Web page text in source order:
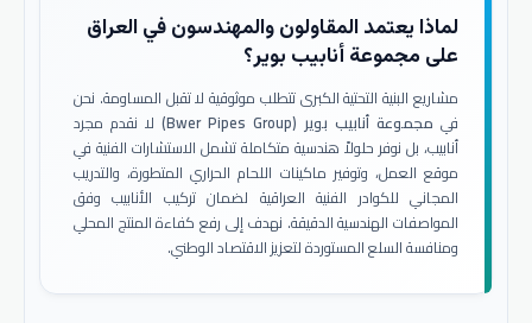
لماذا يعتمد المقاولون والمهندسون في العراق
على مجموعة أنابيب بوير؟
مشاريع البنية التحتية الكبرى تتطلب موثوقية لا تقبل المساومة. نحن
في مجموعة أنابيب بوير (Bwer Pipes Group)
لا نقدم مجرد
أنابيب، بل نوفر حلولاً هندسية متكاملة تشمل الاستشارات الفنية في
موقع العمل، وتوفير ماكينات اللحام الحراري المتطورة، والتدريب
المجاني للكوادر الفنية العراقية لضمان تركيب الأنابيب وفق
المواصفات الهندسية الدقيقة. نهدف إلى رفع كفاءة المنتج المحلي
ومنافسة السلع المستوردة لتعزيز الاقتصاد الوطني.